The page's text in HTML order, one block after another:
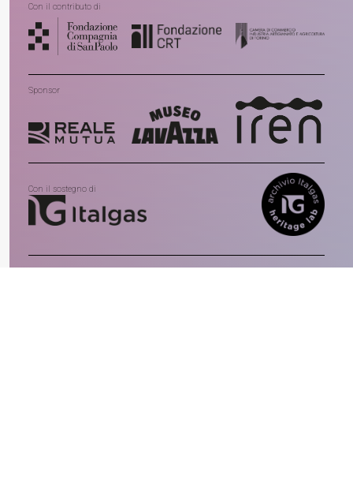
Con il contributo di
Sponsor
Con il sostegno di